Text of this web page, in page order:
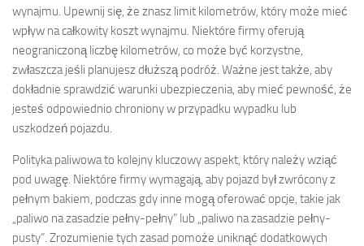
wynajmu. Upewnij się, że znasz limit kilometrów, który może mieć
wpływ na całkowity koszt wynajmu. Niektóre firmy oferują
neograniczoną liczbę kilometrów, co może być korzystne,
zwłaszcza jeśli planujesz dłuższą podróż. Ważne jest także, aby
dokładnie sprawdzić warunki ubezpieczenia, aby mieć pewność, że
jesteś odpowiednio chroniony w przypadku wypadku lub
uszkodzeń pojazdu.
Polityka paliwowa to kolejny kluczowy aspekt, który należy wziąć
pod uwagę. Niektóre firmy wymagają, aby pojazd był zwrócony z
pełnym bakiem, podczas gdy inne mogą oferować opcje, takie jak
„paliwo na zasadzie pełny-pełny” lub „paliwo na zasadzie pełny-
pusty”. Zrozumienie tych zasad pomoże uniknąć dodatkowych